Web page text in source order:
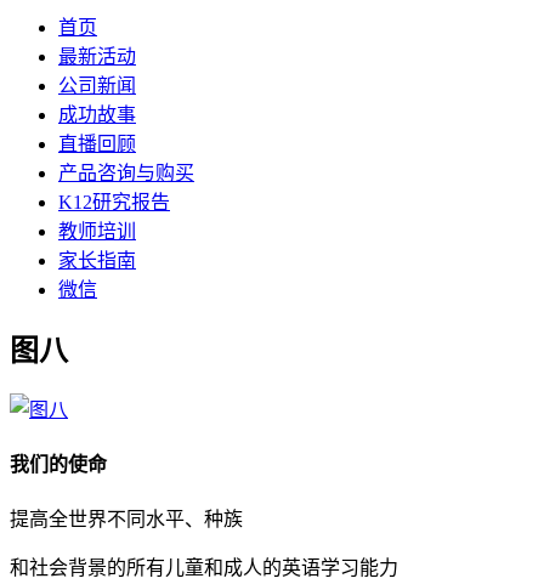
首页
最新活动
公司新闻
成功故事
直播回顾
产品咨询与购买
K12研究报告
教师培训
家长指南
微信
图八
我们的使命
提高全世界不同水平、种族
和社会背景的所有儿童和成人的英语学习能力